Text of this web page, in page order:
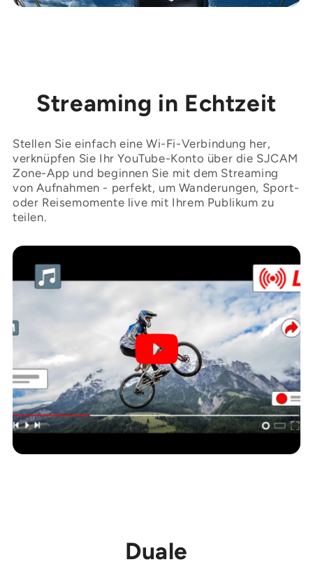
Streaming in Echtzeit
Stellen Sie einfach eine Wi-Fi-Verbindung her,
verknüpfen Sie Ihr YouTube-Konto über die SJCAM
Zone-App und beginnen Sie mit dem Streaming
von Aufnahmen - perfekt, um Wanderungen, Sport-
oder Reisemomente live mit Ihrem Publikum zu
teilen.
Duale